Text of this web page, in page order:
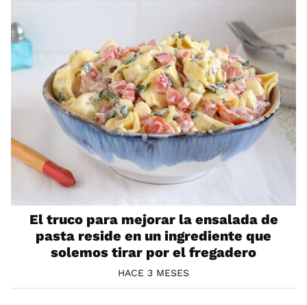
El truco para mejorar la ensalada de
pasta reside en un ingrediente que
solemos tirar por el fregadero
HACE 3 MESES